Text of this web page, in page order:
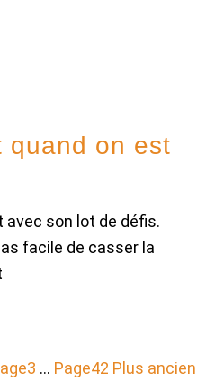
quand on est
avec son lot de défis.
facile de casser la
3 … Page42 Plus ancien